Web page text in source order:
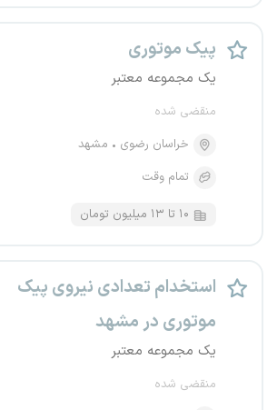
پیک موتوری
یک مجموعه معتبر
منقضی شده
خراسان رضوی
مشهد
تمام وقت
۱۰ تا ۱۳ میلیون تومان
استخدام تعدادی نیروی پیک
موتوری در مشهد
یک مجموعه معتبر
منقضی شده